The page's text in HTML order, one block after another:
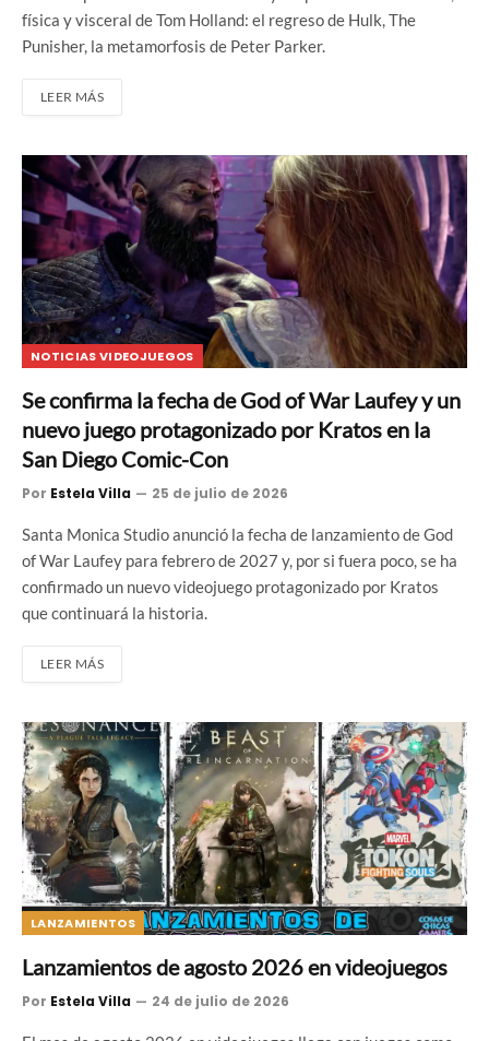
física y visceral de Tom Holland: el regreso de Hulk, The
Punisher, la metamorfosis de Peter Parker.
LEER MÁS
NOTICIAS VIDEOJUEGOS
Se confirma la fecha de God of War Laufey y un
nuevo juego protagonizado por Kratos en la
San Diego Comic-Con
Por Estela Villa 25 de julio de 2026
Santa Monica Studio anunció la fecha de lanzamiento de God
of War Laufey para febrero de 2027 y, por si fuera poco, se ha
confirmado un nuevo videojuego protagonizado por Kratos
que continuará la historia.
LEER MÁS
LANZAMIENTOS
Lanzamientos de agosto 2026 en videojuegos
Por Estela Villa 24 de julio de 2026